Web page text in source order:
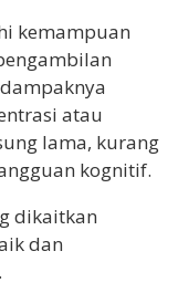
kemampuan
atau
lama, kurang
kognitif.
dikaitkan
dan